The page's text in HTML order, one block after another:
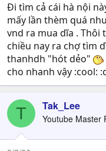
Đi tìm cả cái hà nội
mấy lần thèm quá
vnd ra mua dĩa .
chiều nay ra chợ tìm
thanhdh "hót dẻo"
cho nhanh vậy :cool:
T Tak_Lee
Youtube Master